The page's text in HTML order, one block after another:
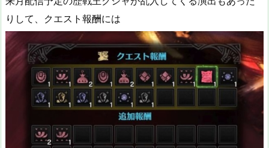
りして、クエスト報酬には